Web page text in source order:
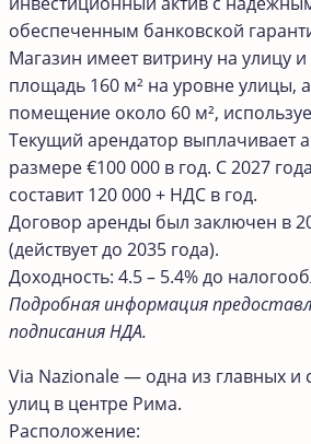
обеспеченным банковской
Магазин имеет витрину на улицу
площадь 160 м² на уровне улицы,
помещение около 60 м²,
Текущий арендатор выплачивает
размере €100 000 в год. С 2027
составит 120 000 + НДС в год.
Договор аренды был заключен в
(действует до 2035 года).
Доходность: 4.5 – 5.4% до
Подробная информация
подписания НДА.
Via Nazionale — одна из главных и
улиц в центре Рима.
Расположение: